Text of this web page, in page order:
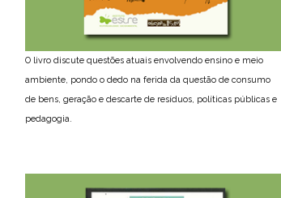
O livro discute questões atuais envolvendo ensino e meio
ambiente, pondo o dedo na ferida da questão de consumo
de bens, geração e descarte de resíduos, políticas públicas e
pedagogia.